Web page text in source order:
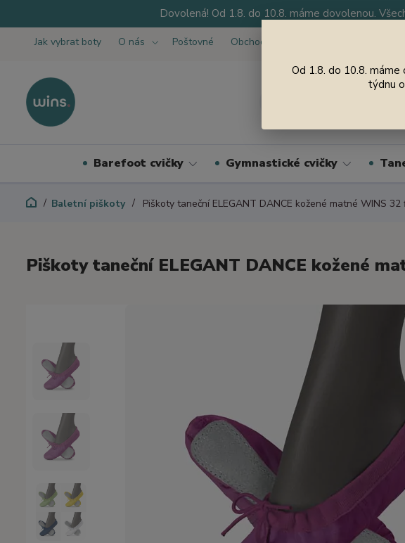
Dovolená! Od 1.8. do 10.8. máme dovolenou.
Jak vybrat boty O nás Poštovné Obchodní podmínky
Barefoot cvičky Gymnastické cvičky
Baletní piškoty Piškoty taneční ELEGANT DANCE kožené matné WINS 32
Piškoty taneční ELEGANT DANCE kožené
Od 1.8. do 10.8.
týdnu